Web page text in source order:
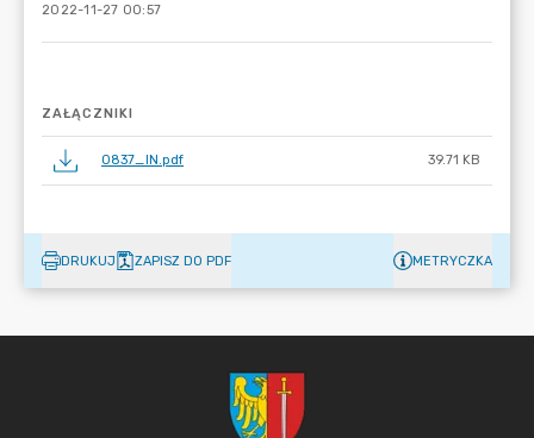
2022-11-27 00:57
ZAŁĄCZNIKI
0837_IN.pdf 39.71 KB
DRUKUJ ZAPISZ DO PDF METRYCZKA